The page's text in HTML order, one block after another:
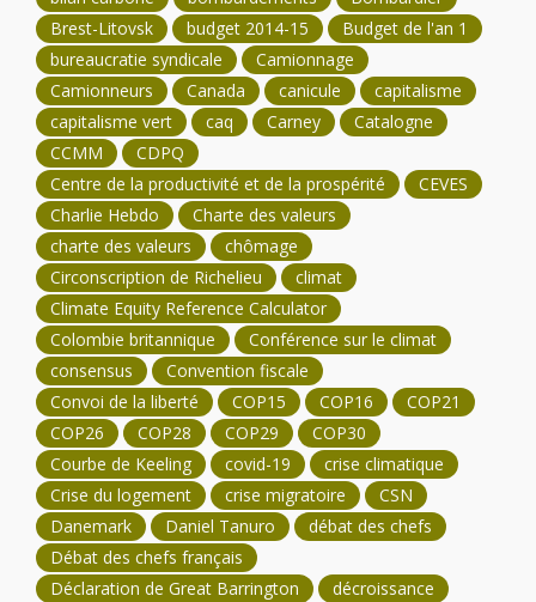
Brest-Litovsk
budget 2014-15
Budget de l'an 1
bureaucratie syndicale
Camionnage
Camionneurs
Canada canicule
capitalisme
capitalisme vert
caq Carney
Catalogne
CCMM
CDPQ
Centre de la productivité et de la prospérité
CEVES
Charlie Hebdo
Charte des valeurs
charte des valeurs
chômage
Circonscription de Richelieu
climat
Climate Equity Reference Calculator
Colombie britannique
Conférence sur le climat
consensus
Convention fiscale
Convoi de la liberté
COP15 COP16
COP21
COP26
COP28 COP29
COP30
Courbe de Keeling
covid-19
crise climatique
Crise du logement
crise migratoire
CSN
Danemark
Daniel Tanuro
débat des chefs
Débat des chefs français
Déclaration de Great Barrington
décroissance